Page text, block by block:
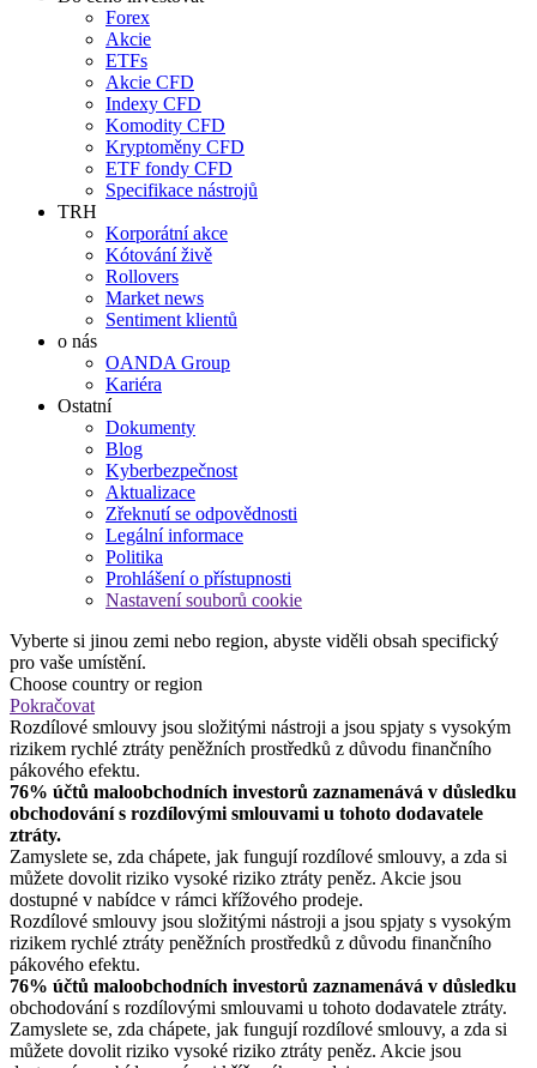
Forex
Akcie
ETFs
Akcie CFD
Indexy CFD
Komodity CFD
Kryptoměny CFD
ETF fondy CFD
Specifikace nástrojů
TRH
Korporátní akce
Kótování živě
Rollovers
Market news
Sentiment klientů
o nás
OANDA Group
Kariéra
Ostatní
Dokumenty
Blog
Kyberbezpečnost
Aktualizace
Zřeknutí se odpovědnosti
Legální informace
Politika
Prohlášení o přístupnosti
Nastavení souborů cookie
Vyberte si jinou zemi nebo region, abyste viděli obsah specifický
pro vaše umístění.
Choose country or region
Pokračovat
Rozdílové smlouvy jsou složitými nástroji a jsou spjaty s vysokým
rizikem rychlé ztráty peněžních prostředků z důvodu finančního
pákového efektu.
76% účtů maloobchodních investorů zaznamenává v důsledku
obchodování s rozdílovými smlouvami u tohoto dodavatele
ztráty.
Zamyslete se, zda chápete, jak fungují rozdílové smlouvy, a zda si
můžete dovolit riziko vysoké riziko ztráty peněz. Akcie jsou
dostupné v nabídce v rámci křížového prodeje.
Rozdílové smlouvy jsou složitými nástroji a jsou spjaty s vysokým
rizikem rychlé ztráty peněžních prostředků z důvodu finančního
pákového efektu.
76% účtů maloobchodních investorů zaznamenává v důsledku
obchodování s rozdílovými smlouvami u tohoto dodavatele ztráty.
Zamyslete se, zda chápete, jak fungují rozdílové smlouvy, a zda si
můžete dovolit riziko vysoké riziko ztráty peněz. Akcie jsou